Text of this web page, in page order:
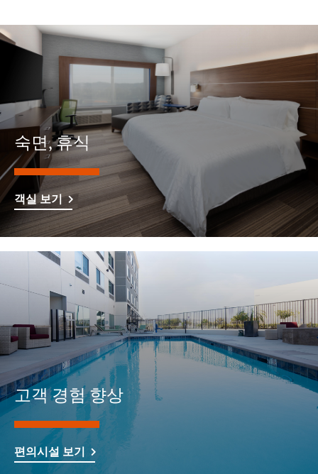
숙면, 휴식
객실 보기
고객 경험 향상
편의시설 보기